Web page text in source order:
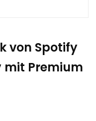
von Spotify
Premium